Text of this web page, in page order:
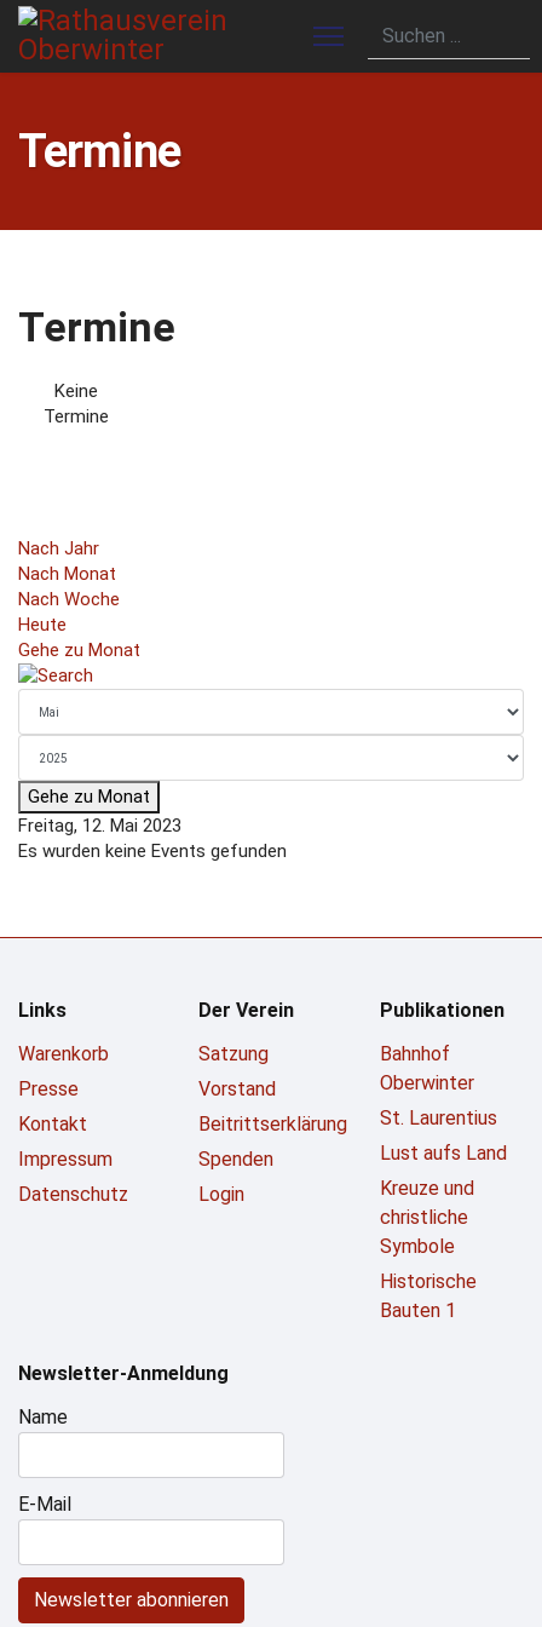
Termine
Termine
Keine
Termine
Nach Jahr
Nach Monat
Nach Woche
Heute
Gehe zu Monat
Gehe zu Monat
Freitag, 12. Mai 2023
Es wurden keine Events gefunden
Links
Warenkorb
Presse
Kontakt
Impressum
Datenschutz
Der Verein
Satzung
Vorstand
Beitrittserklärung
Spenden
Login
Publikationen
Bahnhof
Oberwinter
St. Laurentius
Lust aufs Land
Kreuze und
christliche
Symbole
Historische
Bauten 1
Newsletter-Anmeldung
Name
E-Mail
Newsletter abonnieren